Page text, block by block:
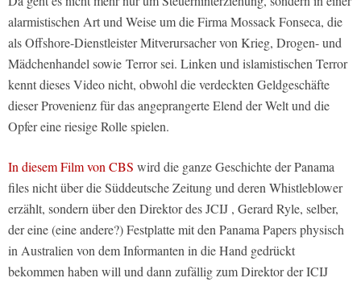
alarmistischen Art und Weise um die Firma Mossack Fonseca, die
als Offshore-Dienstleister Mitverursacher von Krieg, Drogen- und
Mädchenhandel sowie Terror sei. Linken und islamistischen Terror
kennt dieses Video nicht, obwohl die verdeckten Geldgeschäfte
dieser Provenienz für das angeprangerte Elend der Welt und die
Opfer eine riesige Rolle spielen.
In diesem Film von CBS wird die ganze Geschichte der Panama
files nicht über die Süddeutsche Zeitung und deren Whistleblower
erzählt, sondern über den Direktor des JCIJ , Gerard Ryle, selber,
der eine (eine andere?) Festplatte mit den Panama Papers physisch
in Australien von dem Informanten in die Hand gedrückt
bekommen haben will und dann zufällig zum Direktor der ICIJ